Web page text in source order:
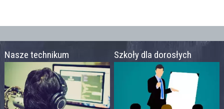
Nasze technikum Szkoły dla dorosłych